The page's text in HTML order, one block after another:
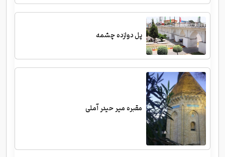
پل دوازده چشمه
مقبره میر حیدر آملی